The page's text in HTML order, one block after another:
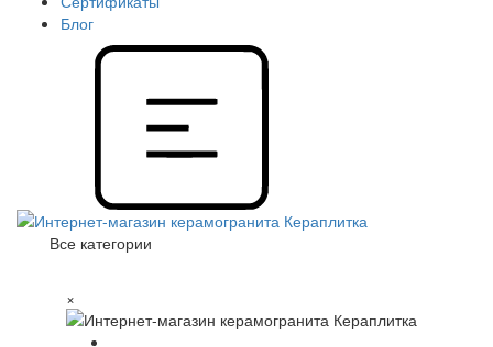
Блог
Все категории
×